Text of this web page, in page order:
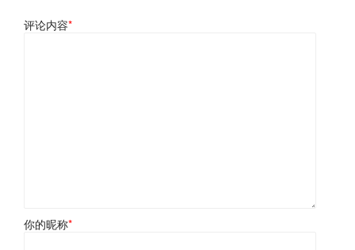
评论内容*
你的昵称*